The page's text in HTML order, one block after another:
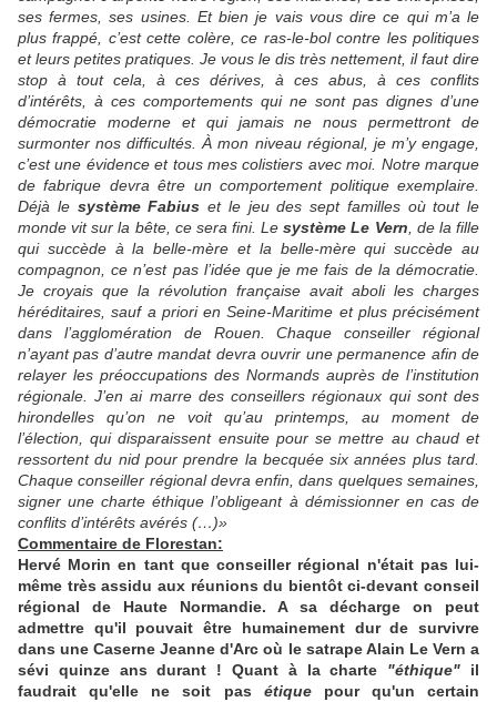
ses fermes, ses usines. Et bien je vais vous dire ce qui m’a le
plus frappé, c’est cette colère, ce ras-le-bol contre les politiques
et leurs petites pratiques. Je vous le dis très nettement, il faut dire
stop à tout cela, à ces dérives, à ces abus, à ces conflits
d’intérêts, à ces comportements qui ne sont pas dignes d’une
démocratie moderne et qui jamais ne nous permettront de
surmonter nos difficultés. À mon niveau régional, je m’y engage,
c’est une évidence et tous mes colistiers avec moi. Notre marque
de fabrique devra être un comportement politique exemplaire.
Déjà le système Fabius et le jeu des sept familles où tout le
monde vit sur la bête, ce sera fini. Lesystème Le Vern , de la fille
qui succède à la belle-mère et la belle-mère qui succède au
compagnon, ce n’est pas l’idée que je me fais de la démocratie.
Je croyais que la révolution française avait aboli les charges
héréditaires, sauf a priori en Seine-Maritime et plus précisément
dans l’agglomération de Rouen. Chaque conseiller régional
n’ayant pas d’autre mandat devra ouvrir une permanence afin de
relayer les préoccupations des Normands auprès de l’institution
régionale. J’en ai marre des conseillers régionaux qui sont des
hirondelles qu’on ne voit qu’au printemps, au moment de
l’élection, qui disparaissent ensuite pour se mettre au chaud et
ressortent du nid pour prendre la becquée six années plus tard.
Chaque conseiller régional devra enfin, dans quelques semaines,
signer une charte éthique l’obligeant à démissionner en cas de
conflits d’intérêts avérés (…)»
Commentaire de Florestan:
Hervé Morin en tant que conseiller régional n'était pas lui-
même très assidu aux réunions du bientôt ci-devant conseil
régional de Haute Normandie. A sa décharge on peut
admettre qu'il pouvait être humainement dur de survivre
dans une Caserne Jeanne d'Arc où le satrape Alain Le Vern a
sévi quinze ans durant ! Quant à la charte "éthique" il
faudrait qu'elle ne soit pas étiquepour qu'un certain